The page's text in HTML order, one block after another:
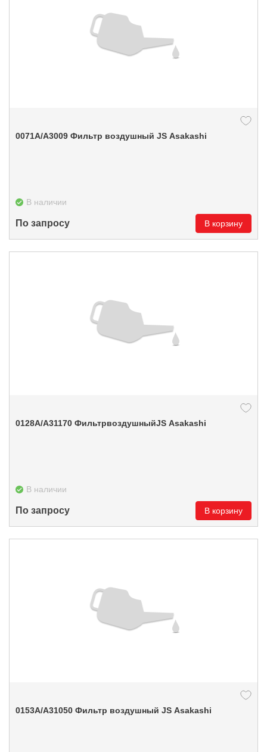
0071А/A3009 Фильтр воздушный JS Asakashi
В наличии
По запросу В корзину
0128А/A31170 ФильтрвоздушныйJS Asakashi
В наличии
По запросу В корзину
0153А/A31050 Фильтр воздушный JS Asakashi